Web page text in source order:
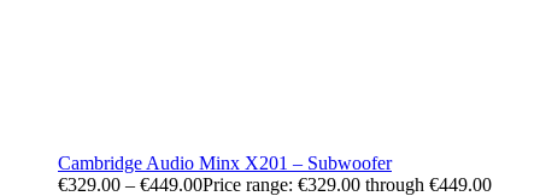
Cambridge Audio Minx X201 – Subwoofer
€329.00 – €449.00Price range: €329.00 through €449.00